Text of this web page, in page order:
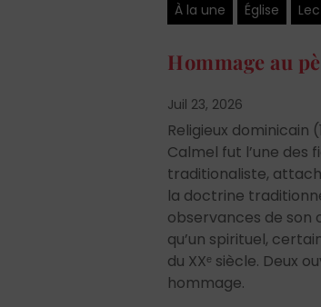
À la une Église
Hommage au
Juil 23, 2026
Religieux dominicain
Calmel fut l’une des
traditionaliste,
la doctrine
observances de
qu’un spirituel,
du XXᵉ siècle. Deux
hommage.